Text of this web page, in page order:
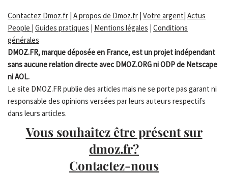
Contactez Dmoz.fr | A propos de Dmoz.fr | Votre argent| Actus
People | Guides pratiques | Mentions légales | Conditions
générales
DMOZ.FR, marque déposée en France, est un projet indépendant
sans aucune relation directe avec DMOZ.ORG ni ODP de Netscape
ni AOL.
Le site DMOZ.FR publie des articles mais ne se porte pas garant ni
responsable des opinions versées par leurs auteurs respectifs
dans leurs articles.
Vous souhaitez être présent sur
dmoz.fr?
Contactez-nous